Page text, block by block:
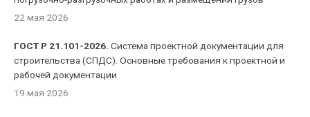
22 мая 2026
ГОСТ Р 21.101-2026. Система проектной документации для
строительства (СПДС). Основные требования к проектной и
рабочей документации
19 мая 2026